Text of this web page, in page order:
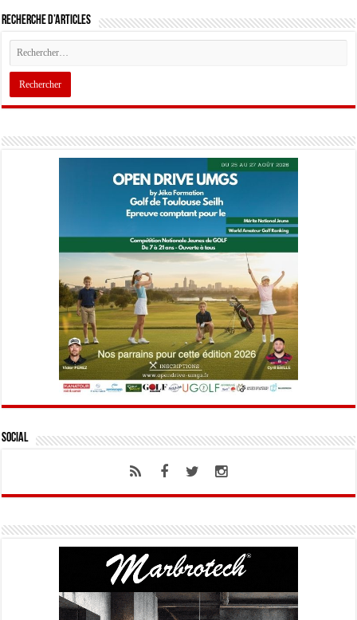
Recherche d’articles
Social